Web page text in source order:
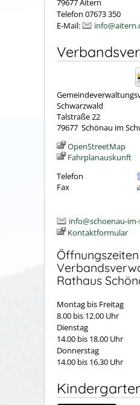
79677 Aitern
Telefon 07673 350
E-Mail:
Schwarzwald
Talstraße 22
79677 Schönau im
OpenStreetMap
Fahrplanauskunft
Telefon
Fax
info@schoenau-
Kontaktformular
Rathaus
Montag bis Freitag
8.00 bis 12.00 Uhr
Dienstag
14.00 bis 18.00 Uhr
Donnerstag
14.00 bis 16.30 Uhr